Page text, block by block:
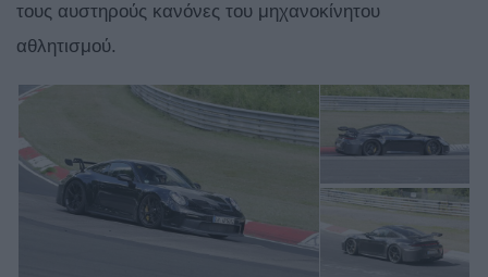
τους αυστηρούς κανόνες του μηχανοκίνητου
αθλητισμού.